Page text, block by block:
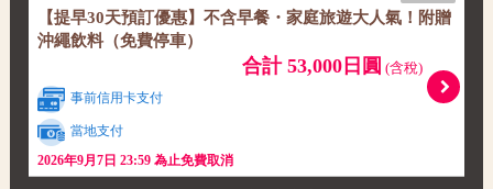
【提早30天預訂優惠】不含早餐・家庭旅遊大人氣！附贈
沖繩飲料（免費停車）
合計 53,000日圓 (含稅)
事前信用卡支付
當地支付
2026年9月7日 23:59 為止免費取消